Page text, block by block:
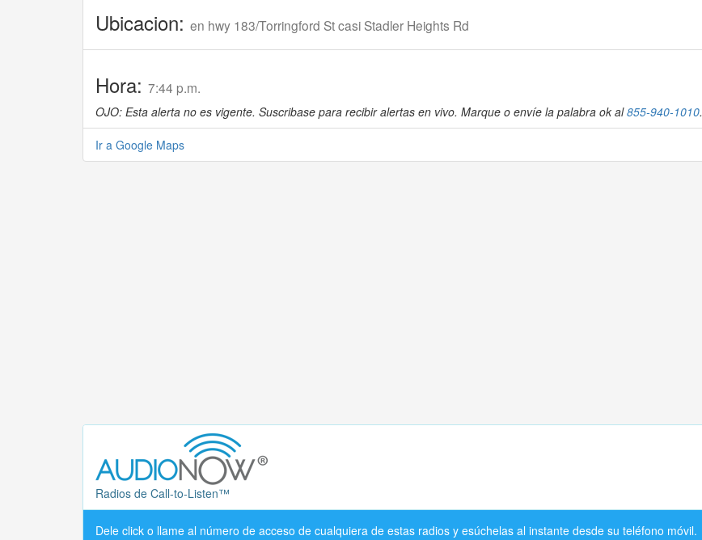
Ubicacion: en hwy 183/Torringford St casi Stadler Heights Rd
Hora: 7:44 p.m.
OJO: Esta alerta no es vigente. Suscribase para recibir alertas en vivo. Marque o envíe la palabra ok al855-940-1010.
Ir a Google Maps
Radios de Call-to-Listen™
Dele click o llame al número de acceso de cualquiera de estas radios y esúchelas al instante desde su teléfono móvil.